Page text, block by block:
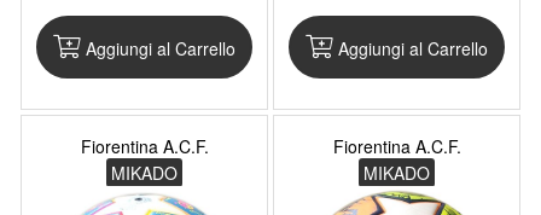
Aggiungi al Carrello Aggiungi al Carrello
Fiorentina A.C.F.
MIKADO
Fiorentina A.C.F.
MIKADO